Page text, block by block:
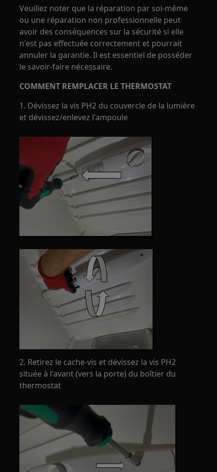
Veuillez noter que la réparation par soi-même
ou une réparation non professionnelle peut
avoir des conséquences sur la sécurité si elle
n'est pas effectuée correctement et pourrait
annuler la garantie. Il est essentiel de posséder
le savoir-faire nécessaire.
COMMENT REMPLACER LE THERMOSTAT
1. Dévissez la vis PH2 du couvercle de la lumière
et dévissez/enlevez l'ampoule
2. Retirez le cache-vis et dévissez la vis PH2
située à l'avant (vers la porte) du boîtier du
thermostat